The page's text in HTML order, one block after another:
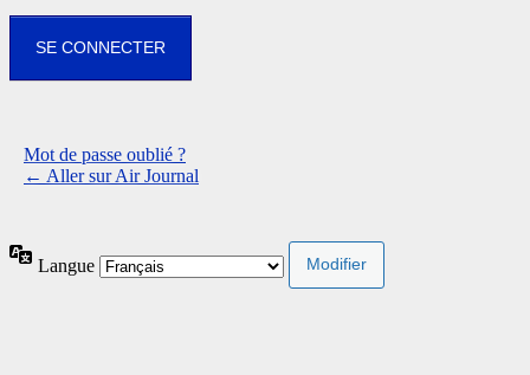
Mot de passe oublié ?
← Aller sur Air Journal
Langue